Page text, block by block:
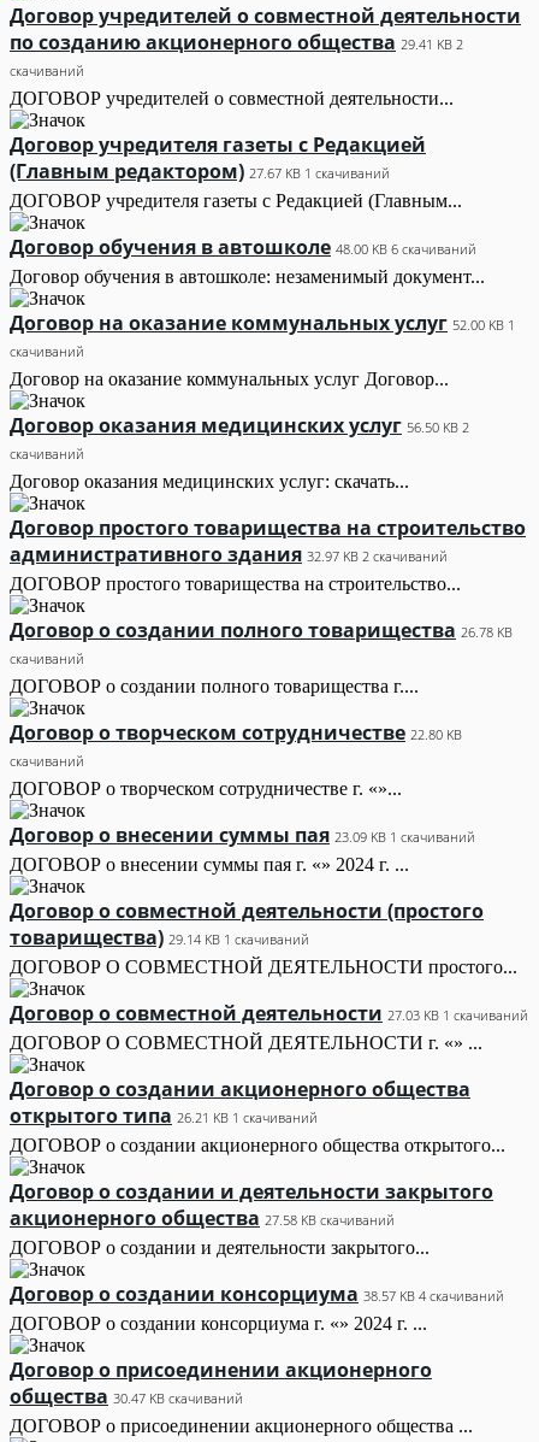
Договор учредителей о совместной деятельности
по созданию акционерного общества 29.41 KB 2
скачиваний
ДОГОВОР учредителей о совместной деятельности...
Договор учредителя газеты с Редакцией
(Главным редактором) 27.67 KB 1 скачиваний
ДОГОВОР учредителя газеты с Редакцией (Главным...
Договор обучения в автошколе 48.00 KB 6 скачиваний
Договор обучения в автошколе: незаменимый документ...
Договор на оказание коммунальных услуг 52.00 KB 1
скачиваний
Договор на оказание коммунальных услуг Договор...
Договор оказания медицинских услуг 56.50 KB 2
скачиваний
Договор оказания медицинских услуг: скачать...
Договор простого товарищества на строительство
административного здания 32.97 KB 2 скачиваний
ДОГОВОР простого товарищества на строительство...
Договор о создании полного товарищества 26.78 KB
скачиваний
ДОГОВОР о создании полного товарищества г....
Договор о творческом сотрудничестве 22.80 KB
скачиваний
ДОГОВОР о творческом сотрудничестве г. «»...
Договор о внесении суммы пая 23.09 KB 1 скачиваний
ДОГОВОР о внесении суммы пая г. «» 2024 г. ...
Договор о совместной деятельности (простого
товарищества) 29.14 KB 1 скачиваний
ДОГОВОР О СОВМЕСТНОЙ ДЕЯТЕЛЬНОСТИ простого...
Договор о совместной деятельности 27.03 KB 1 скачиваний
ДОГОВОР О СОВМЕСТНОЙ ДЕЯТЕЛЬНОСТИ г. «» ...
Договор о создании акционерного общества
открытого типа 26.21 KB 1 скачиваний
ДОГОВОР о создании акционерного общества открытого...
Договор о создании и деятельности закрытого
акционерного общества 27.58 KB скачиваний
ДОГОВОР о создании и деятельности закрытого...
Договор о создании консорциума 38.57 KB 4 скачиваний
ДОГОВОР о создании консорциума г. «» 2024 г. ...
Договор о присоединении акционерного
общества 30.47 KB скачиваний
ДОГОВОР о присоединении акционерного общества ...